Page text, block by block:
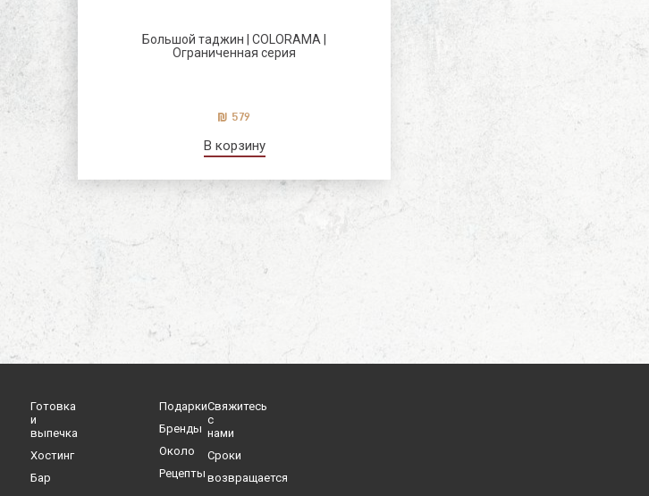
Большой таджин | COLORAMA |
Ограниченная серия
579
В корзину
Готовка
и
выпечка
Хостинг
Бар
Подарки
Бренды
Oколо
Рецепты
Свяжитесь
с
нами
Cроки
возвращается